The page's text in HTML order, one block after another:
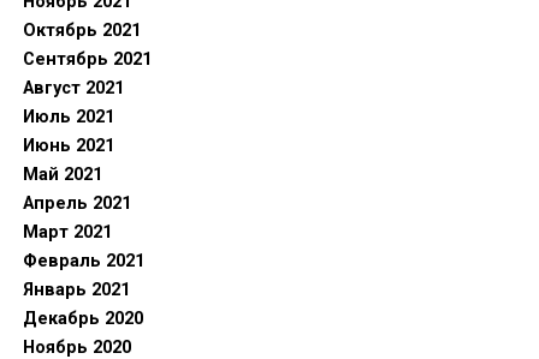
Октябрь 2021
Сентябрь 2021
Август 2021
Июль 2021
Июнь 2021
Май 2021
Апрель 2021
Март 2021
Февраль 2021
Январь 2021
Декабрь 2020
Ноябрь 2020